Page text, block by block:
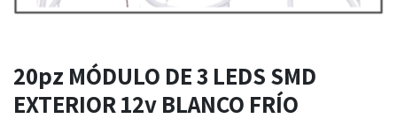
20pz MÓDULO DE 3 LEDS SMD
EXTERIOR 12v BLANCO FRÍO